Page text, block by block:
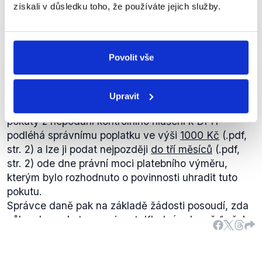
získali v důsledku toho, že používáte jejich služby.
Povolit vše
Upravit
dříve uváděným částkám a liší se i od majetkových
Babišoznačujeza bagatelní chybu účetní.
ale pouze údaje týkající se žádosti o prominutí
podat žádost o prominutí pokuty z nepodání
kontrolního hlášení k DPH a podání této žádosti
podléhá správnímu poplatku ve výši 1000 Kč.
Informace lze nalézt vPokynu Generálního
pokuty z nepodání kontrolního hlášení k DPH
podléhá správnímu poplatku ve výši 1000 Kč (.pdf,
str. 2) a lze ji podat nejpozději do tří měsíců (.pdf,
str. 2) ode dne právní moci platebního výměru,
kterým bylo rozhodnuto o povinnosti uhradit tuto
pokutu.
Správce daně pak na základě žádosti posoudí, zda
vůbec lze pokutu prominout. Kladná odpověď však
sama o sobě neznamená, že pokuta bude skutečně